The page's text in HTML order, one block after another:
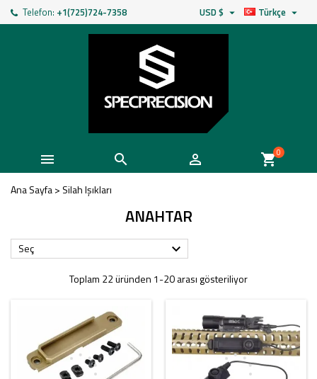
Telefon: +1(725)724-7358 Türkçe 
USD $ 
   shopping_cart0
Ana Sayfa> Silah Işıkları
ANAHTAR
Seç 
Toplam 22 üründen 1-20 arası gösteriliyor